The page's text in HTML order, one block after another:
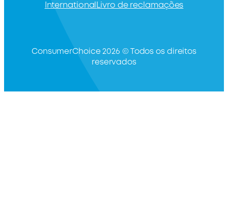
International Livro de reclamações
ConsumerChoice 2026 © Todos os direitos
reservados